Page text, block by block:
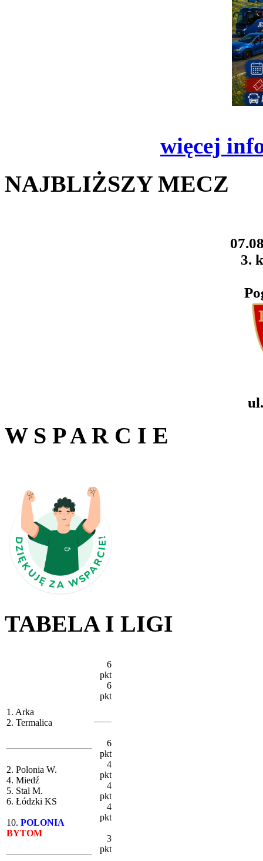
więcej
NAJBLIŻSZY MECZ
3.
W S P A R C I E
TABELA I LIGI
1. Arka
2. Termalica
2. Polonia W.
4. Miedź
5. Stal M.
6. Łódzki KS
10. POLONIA
BYTOM
6
pkt
6
pkt
6
pkt
4
pkt
4
pkt
4
pkt
3
pkt